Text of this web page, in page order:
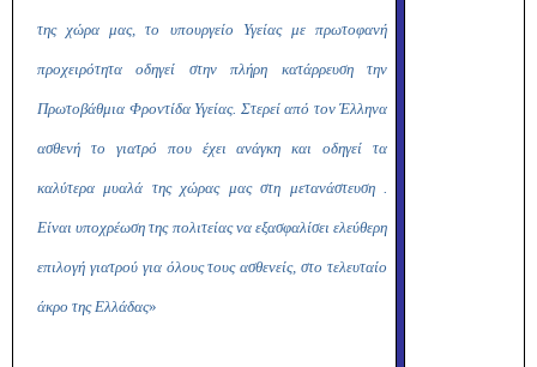
της χώρα μας, το υπουργείο Υγείας με πρωτοφανή
προχειρότητα οδηγεί στην πλήρη κατάρρευση την
Πρωτοβάθμια Φροντίδα Υγείας. Στερεί από τον Έλληνα
ασθενή το γιατρό που έχει ανάγκη και οδηγεί τα
καλύτερα μυαλά της χώρας μας στη μετανάστευση .
Είναι υποχρέωση της πολιτείας να εξασφαλίσει ελεύθερη
επιλογή γιατρού για όλους τους ασθενείς, στο τελευταίο
άκρο της Ελλάδας»